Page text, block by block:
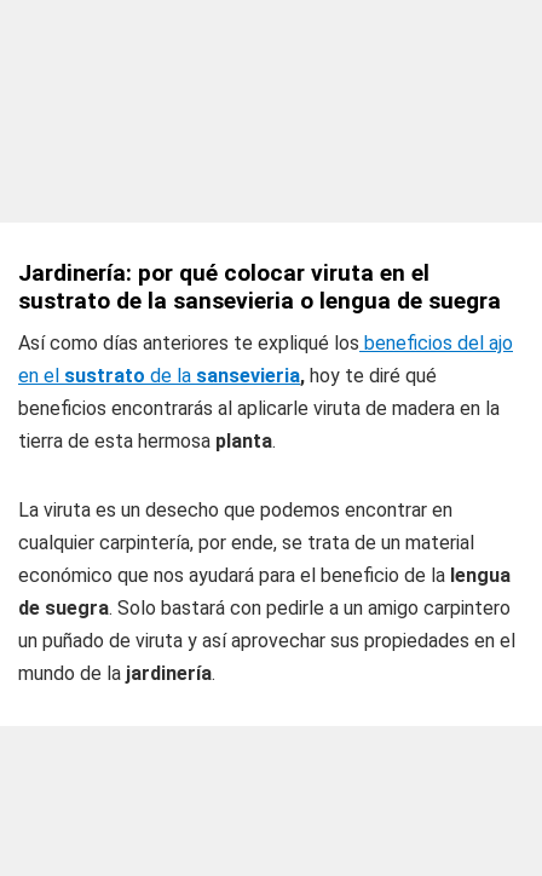
Jardinería: por qué colocar viruta en el
sustrato de la sansevieria o lengua de suegra
Así como días anteriores te expliqué los beneficios del ajo
en el sustrato de la sansevieria, hoy te diré qué
beneficios encontrarás al aplicarle viruta de madera en la
tierra de esta hermosa planta.
La viruta es un desecho que podemos encontrar en
cualquier carpintería, por ende, se trata de un material
económico que nos ayudará para el beneficio de la lengua
de suegra. Solo bastará con pedirle a un amigo carpintero
un puñado de viruta y así aprovechar sus propiedades en el
mundo de la jardinería.